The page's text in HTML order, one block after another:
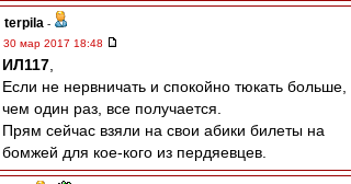
terpila -
30 мар 2017 18:48
ИЛ117
Если не нервничать и спокойно тюкать больше,
чем один раз, все получается.
Прям сейчас взяли на свои абики билеты на
бомжей для кое-кого из пердяевцев.